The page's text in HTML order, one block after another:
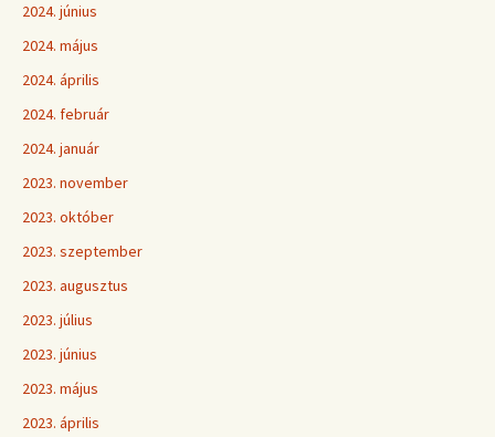
2024. június
2024. május
2024. április
2024. február
2024. január
2023. november
2023. október
2023. szeptember
2023. augusztus
2023. július
2023. június
2023. május
2023. április